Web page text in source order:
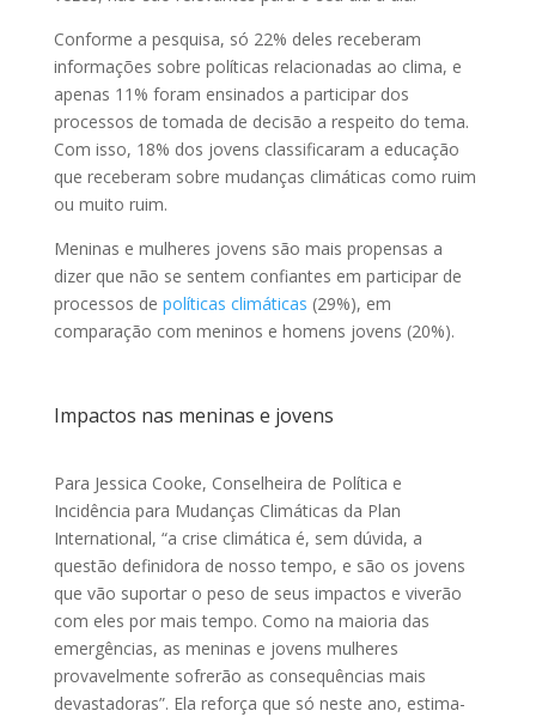
Conforme a pesquisa, só 22% deles receberam
informações sobre políticas relacionadas ao clima, e
apenas 11% foram ensinados a participar dos
processos de tomada de decisão a respeito do tema.
Com isso, 18% dos jovens classificaram a educação
que receberam sobre mudanças climáticas como ruim
ou muito ruim.
Meninas e mulheres jovens são mais propensas a
dizer que não se sentem confiantes em participar de
processos de políticas climáticas (29%), em
comparação com meninos e homens jovens (20%).
Impactos nas meninas e jovens
Para Jessica Cooke, Conselheira de Política e
Incidência para Mudanças Climáticas da Plan
International, “a crise climática é, sem dúvida, a
questão definidora de nosso tempo, e são os jovens
que vão suportar o peso de seus impactos e viverão
com eles por mais tempo. Como na maioria das
emergências, as meninas e jovens mulheres
provavelmente sofrerão as consequências mais
devastadoras”. Ela reforça que só neste ano, estima-